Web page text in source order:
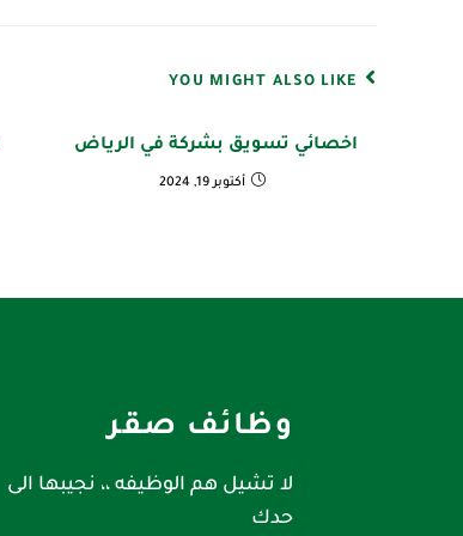
YOU MIGHT ALSO LIKE
اخصائي تسويق بشركة في الرياض
أكتوبر 19, 2024
وظائف صقر
لا تشيل هم الوظيفه ،، نجيبها الى
حدك